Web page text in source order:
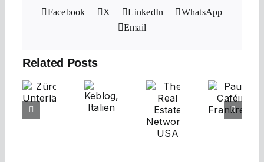
Facebook X LinkedIn
WhatsApp
Email
Related Posts